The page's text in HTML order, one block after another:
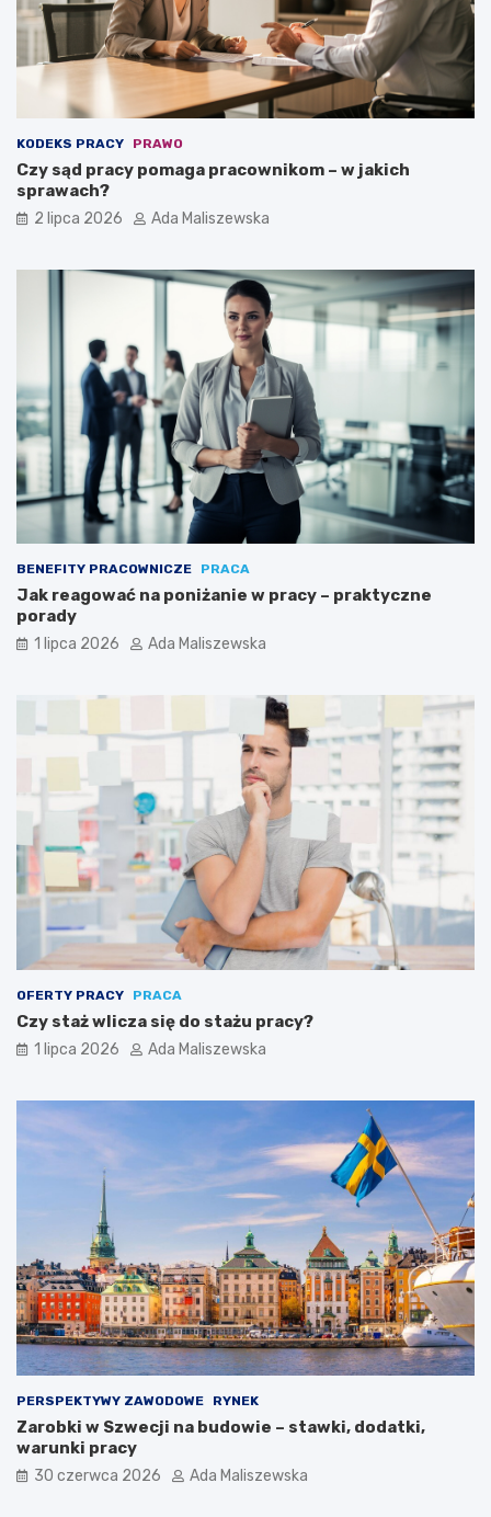
KODEKS PRACY PRAWO
Czy sąd pracy pomaga pracownikom – w jakich
sprawach?
2 lipca 2026 Ada Maliszewska
BENEFITY PRACOWNICZE PRACA
Jak reagować na poniżanie w pracy – praktyczne
porady
1 lipca 2026 Ada Maliszewska
OFERTY PRACY PRACA
Czy staż wlicza się do stażu pracy?
1 lipca 2026 Ada Maliszewska
PERSPEKTYWY ZAWODOWE RYNEK
Zarobki w Szwecji na budowie – stawki, dodatki,
warunki pracy
30 czerwca 2026 Ada Maliszewska